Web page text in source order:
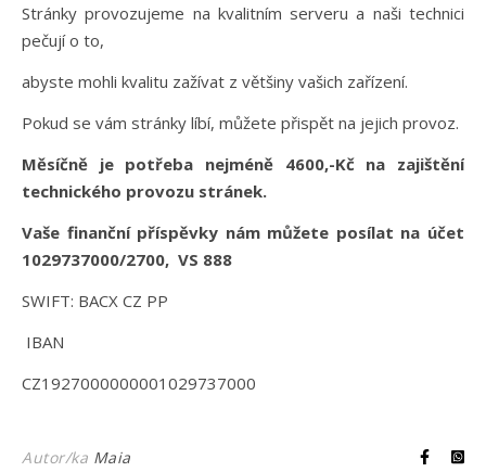
Stránky provozujeme na kvalitním serveru a naši technici
pečují o to,
abyste mohli kvalitu zažívat z většiny vašich zařízení.
Pokud se vám stránky líbí, můžete přispět na jejich provoz.
Měsíčně je potřeba nejméně 4600,-Kč na zajištění
technického provozu stránek.
Vaše finanční příspěvky nám můžete posílat na účet
1029737000/2700, VS 888
SWIFT: BACX CZ PP
IBAN
CZ1927000000001029737000
Autor/ka Maia